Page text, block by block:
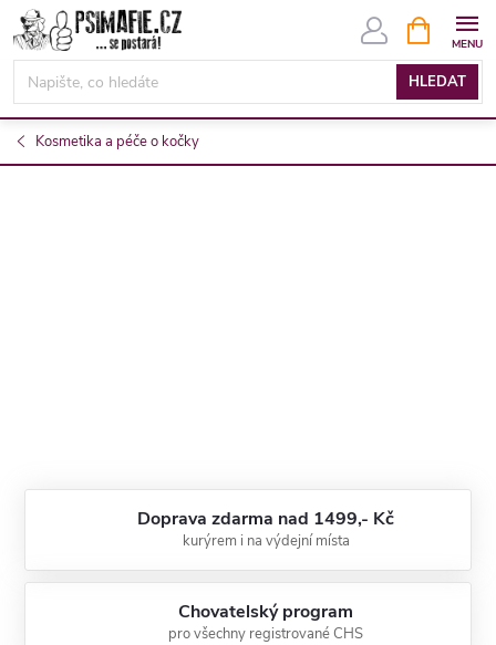
Přejít
na
obsah
HLEDAT
NÁKUPNÍ
KOŠÍK
Kosmetika a péče o kočky
Doprava zdarma nad 1499,- Kč
kurýrem i na výdejní místa
Chovatelský program
pro všechny registrované CHS